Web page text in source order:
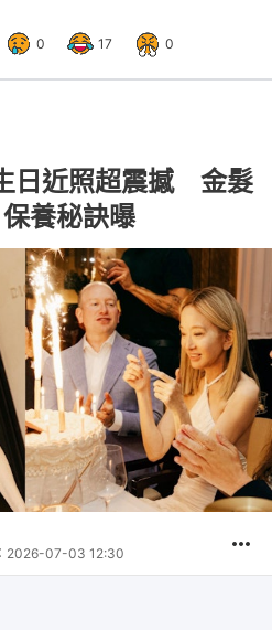
0 17 0
日近照超震撼 金髮
養秘訣曝
2026-07-03 12:30